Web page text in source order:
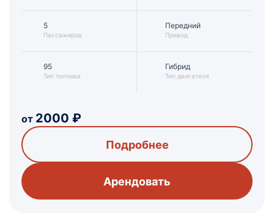
5
Пассажиров
95
Тип топлива
Передний
Привод
Гибрид
Тип двигателя
от 2000 ₽
Подробнее
Арендовать